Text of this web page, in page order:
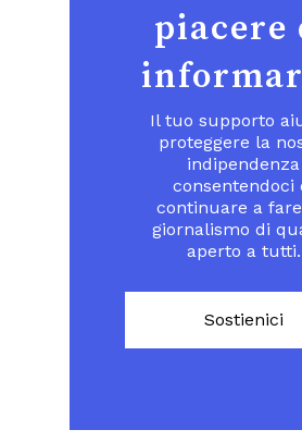
piacere
Il tuo supporto
proteggere la
indipendenza
consentendoci
continuare a
giornalismo di
aperto a tutti.
Sostienici